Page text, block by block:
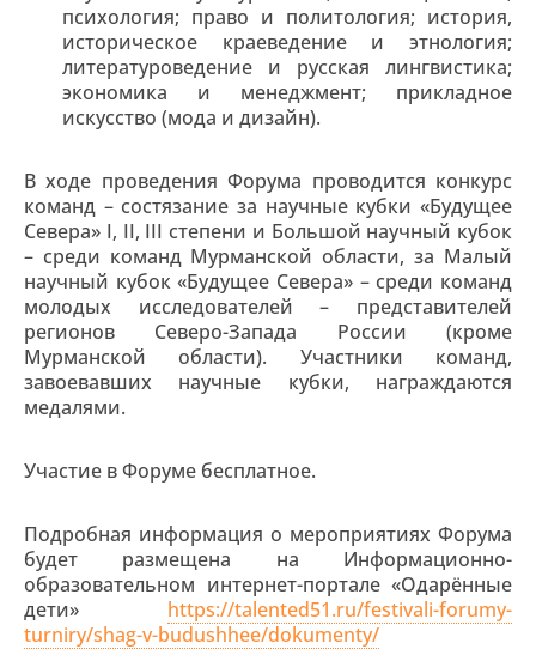
психология; право и политология; история,
историческое краеведение и этнология;
литературоведение и русская лингвистика;
экономика и менеджмент; прикладное
искусство (мода и дизайн).
В ходе проведения Форума проводится конкурс
команд – состязание за научные кубки «Будущее
Севера» I, II, III степени и Большой научный кубок
– среди команд Мурманской области, за Малый
научный кубок «Будущее Севера» – среди команд
молодых исследователей – представителей
регионов Северо-Запада России (кроме
Мурманской области). Участники команд,
завоевавших научные кубки, награждаются
медалями.
Участие в Форуме бесплатное.
Подробная информация о мероприятиях Форума
будет размещена на Информационно-
образовательном интернет-портале «Одарённые
дети» https://talented51.ru/festivali-forumy-
turniry/shag-v-budushhee/dokumenty/